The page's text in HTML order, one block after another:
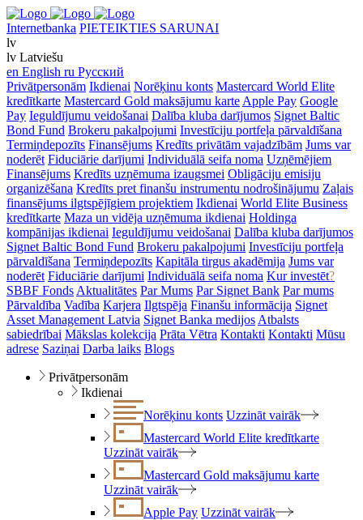
Internetbanka PIETEIKTIES SARUNAI
lv
lv Latviešu
en English ru Русский
Privātpersonām Ikdienai Norēķinu konts Mastercard World Elite
kredītkarte Mastercard Gold maksājumu karte Apple Pay Google
Pay Ieguldījumu veidošanai Dalība kluba darījumos Signet Baltic
Bond Fund Brokeru pakalpojumi Investīciju portfeļa pārvaldīšana
Termiņdepozīts Finansējums Kredīts privātām vajadzībām Jums var
noderēt Fiduciārie darījumi Individuālā seifa noma Uzņēmējiem
Finansējums Kredīts uzņēmuma izaugsmei Obligāciju emisiju
organizēšana Kredīts pret finanšu instrumentu nodrošinājumu Zaļais
finansējums ilgtspējīgiem projektiem Ikdienai World Elite Business
kredītkarte Maza un vidēja uzņēmuma ikdienai Holdinga
kompānijas ikdienai Ieguldījumu veidošanai Dalība kluba darījumos
Signet Baltic Bond Fund Brokeru pakalpojumi Investīciju portfeļa
pārvaldīšana Termiņdepozīts Kapitāla tirgus akadēmija Jums var
noderēt Fiduciārie darījumi Individuālā seifa noma Kur investēt?
SBBF Fonds Aktualitātes Par Mums Par Signet Bank Par mums
Pārvaldība Vadība Karjera Ilgtspēja Finanšu informācija Signet
Asset Management Latvia Signet Banka medijos Atbalsts
sabiedrībai Mākslas kolekcija Prāta Vētra Kontakti Kontakti Mūsu
adrese Saziņai Darba laiks Blogs
Privātpersonām
Ikdienai
Norēķinu konts Uzzināt vairāk
Mastercard World Elite kredītkarte
Uzzināt vairāk
Mastercard Gold maksājumu karte
Uzzināt vairāk
Apple Pay Uzzināt vairāk